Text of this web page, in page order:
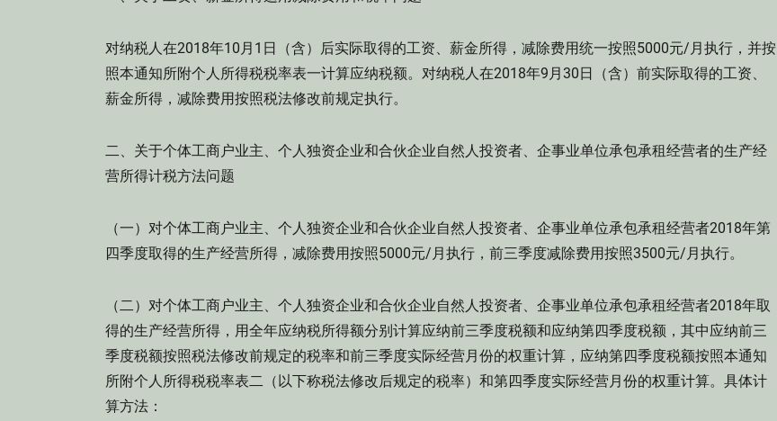
对纳税人在2018年10月1日（含）后实际取得的工资、薪金所得，减除费用统一按照5000元/月执行，并按
照本通知所附个人所得税税率表一计算应纳税额。对纳税人在2018年9月30日（含）前实际取得的工资、
薪金所得，减除费用按照税法修改前规定执行。
二、关于个体工商户业主、个人独资企业和合伙企业自然人投资者、企事业单位承包承租经营者的生产经
营所得计税方法问题
（一）对个体工商户业主、个人独资企业和合伙企业自然人投资者、企事业单位承包承租经营者2018年第
四季度取得的生产经营所得，减除费用按照5000元/月执行，前三季度减除费用按照3500元/月执行。
（二）对个体工商户业主、个人独资企业和合伙企业自然人投资者、企事业单位承包承租经营者2018年取
得的生产经营所得，用全年应纳税所得额分别计算应纳前三季度税额和应纳第四季度税额，其中应纳前三
季度税额按照税法修改前规定的税率和前三季度实际经营月份的权重计算，应纳第四季度税额按照本通知
所附个人所得税税率表二（以下称税法修改后规定的税率）和第四季度实际经营月份的权重计算。具体计
算方法：